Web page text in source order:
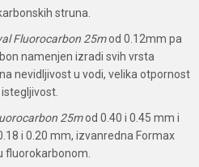
struna.
Fluorocarbon 25mod 0.12mm pa
namenjen izradi svih vrsta
nevidljivost u vodi, velika otpornost
25mod 0.40 i 0.45 mm i
i 0.20 mm, izvanredna Formax
fluorokarbonom.